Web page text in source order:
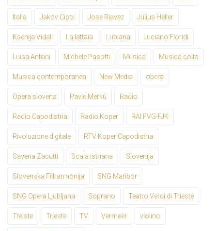
Italia Jakov Cipci Jose Riavez Julius Heller
Ksenija Vidali La lattaia Lubiana Luciano Floridi
Luisa Antoni Michele Pasotti Musica Musica colta
Musica contemporanea New Media opera
Opera slovena Pavle Merkù Radio
Radio Capodistria Radio Koper RAI FVG-FJK
Rivoluzione digitale RTV Koper Capodistria
Saveria Zacutti Scala istriana Slovenija
Slovenska Filharmonija SNG Maribor
SNG Opera Ljubljana Soprano Teatro Verdi di Trieste
Treiste Trieste TV Vermeer violino